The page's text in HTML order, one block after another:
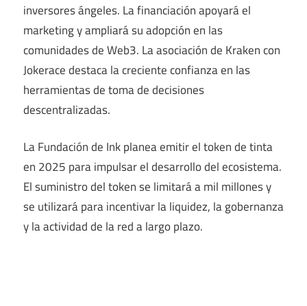
inversores ángeles. La financiación apoyará el
marketing y ampliará su adopción en las
comunidades de Web3. La asociación de Kraken con
Jokerace destaca la creciente confianza en las
herramientas de toma de decisiones
descentralizadas.
La Fundación de Ink planea emitir el token de tinta
en 2025 para impulsar el desarrollo del ecosistema.
El suministro del token se limitará a mil millones y
se utilizará para incentivar la liquidez, la gobernanza
y la actividad de la red a largo plazo.